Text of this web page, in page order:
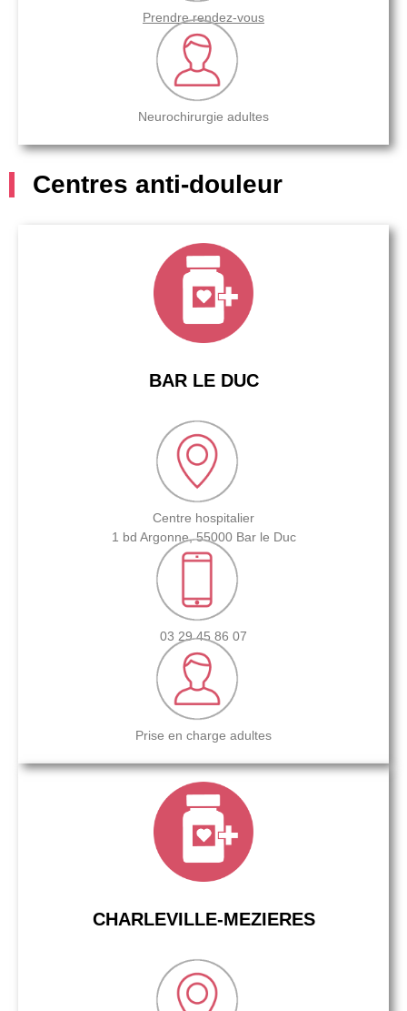
Prendre rendez-vous
Neurochirurgie adultes
Centres anti-douleur
BAR LE DUC
Centre hospitalier
1 bd Argonne, 55000 Bar le Duc
03 29 45 86 07
Prise en charge adultes
CHARLEVILLE-MEZIERES